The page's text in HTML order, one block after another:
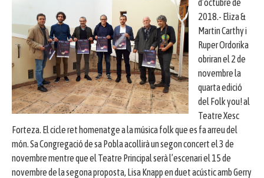
2018.- Eliza &
Martin Carthy i
Ruper Ordorika
obriran el 2 de
novembre la
quarta edició
del Folk you! al
Teatre Xesc
Forteza. El cicle ret homenatge a la música folk que es fa arreu del
món. Sa Congregació de sa Pobla acollirà un segon concert el 3 de
novembre mentre que el Teatre Principal serà l’escenari el 15 de
novembre de la segona proposta, Lisa Knapp en duet acústic amb Gerry